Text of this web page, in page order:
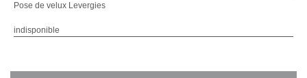
Pose de velux Levergies
indisponible